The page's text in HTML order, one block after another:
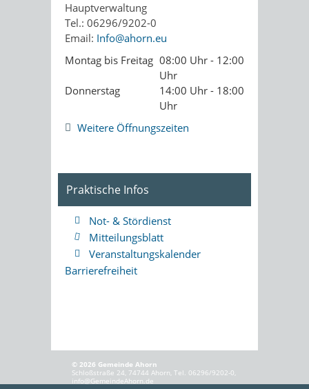
Hauptverwaltung
Tel.: 06296/9202-0
Email: Info@ahorn.eu
Montag bis Freitag 08:00 Uhr - 12:00
Uhr
Donnerstag
14:00 Uhr - 18:00
Uhr
Weitere Öffnungszeiten
Praktische Infos
Not- & Stördienst
Mitteilungsblatt
Veranstaltungskalender
Barrierefreiheit
© 2026 Gemeinde Ahorn
Schloßstraße 24, 74744 Ahorn, Tel. 06296/9202-0,
info@GemeindeAhorn.de